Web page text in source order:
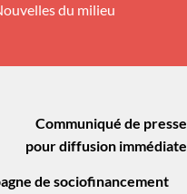
du milieu
Communiqué de presse
pour diffusion immédiate
de sociofinancement